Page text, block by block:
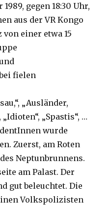
1989, gegen 18:30 Uhr,
aus der VR Kongo
einer etwa 15
fielen
„Ausländer,
„Spastis“, …
wurde
Zuerst, am Roten
Neptunbrunnens.
am Palast. Der
gut beleuchtet. Die
Volkspolizisten